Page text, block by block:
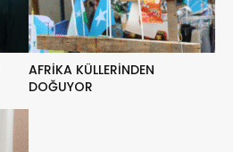
AFRİKA KÜLLERİNDEN
DOĞUYOR